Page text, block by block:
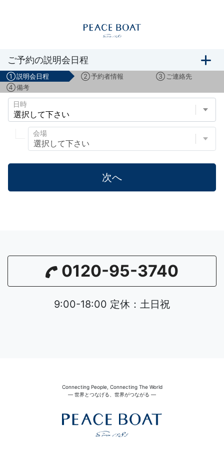
船旅説明会のご予約
ご予約の説明会日程
①説明会日程 ②予約者情報 ③ ご連絡先
④備考
日時
会場
次へ
0120-95-3740
9:00-18:00 定休：土日祝
Connecting People, Connecting The World
― 世界とつなげる、世界がつながる ―